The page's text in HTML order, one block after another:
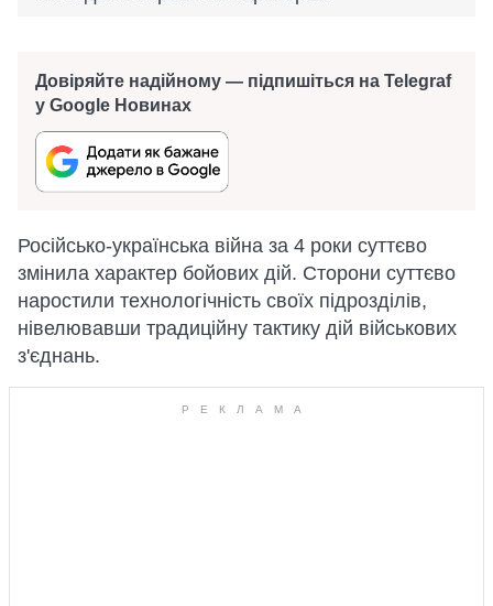
Довіряйте надійному — підпишіться на Telegraf
у Google Новинах
Російсько-українська війна за 4 роки суттєво
змінила характер бойових дій. Сторони суттєво
наростили технологічність своїх підрозділів,
нівелювавши традиційну тактику дій військових
з'єднань.